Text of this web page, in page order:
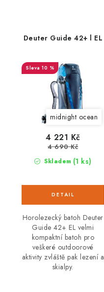
Deuter Guide 42+ l EL
10 %
midnight ocean
Skladem (1 ks)
4 221 Kč
4 690 Kč
Horolezecký batoh Deuter
Guide 42+ EL velmi
kompaktní batoh pro
veškeré outdoorové
aktivity zvláště pak lezení a
skialpy.